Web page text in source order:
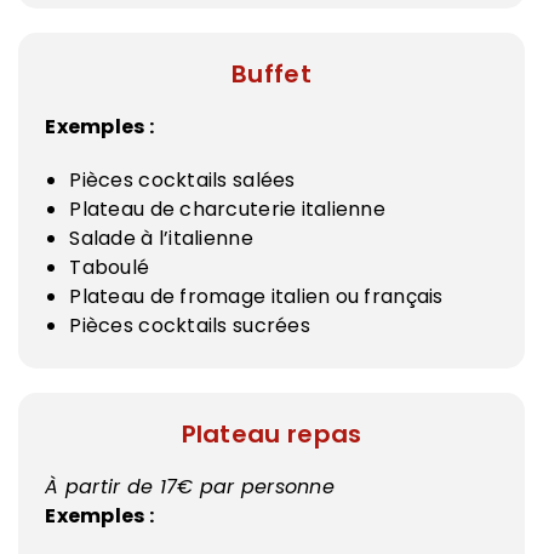
Buffet
Exemples :
Pièces cocktails salées
Plateau de charcuterie italienne
Salade à l’italienne
Taboulé
Plateau de fromage italien ou français
Pièces cocktails sucrées
Plateau repas
À partir de 17€ par personne
Exemples :